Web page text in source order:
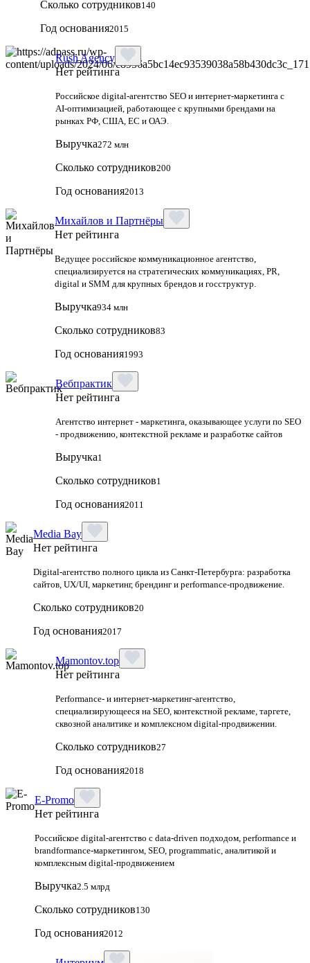
Сколько сотрудников140
Год основания2015
Rush Agency
Нет рейтинга
Российское digital‑агентство SEO и интернет‑маркетинга с
AI‑оптимизацией, работающее с крупными брендами на
рынках РФ, США, ЕС и ОАЭ.
Выручка272 млн
Сколько сотрудников200
Год основания2013
Михайлов и Партнёры
Нет рейтинга
Ведущее российское коммуникационное агентство,
специализируется на стратегических коммуникациях, PR,
digital и SMM для крупных брендов и госструктур.
Выручка934 млн
Сколько сотрудников83
Год основания1993
Вебпрактик
Нет рейтинга
Агентство интернет - маркетинга, оказывающее услуги по SEO
- продвижению, контекстной рекламе и разработке сайтов
Выручка1
Сколько сотрудников1
Год основания2011
Media Bay
Нет рейтинга
Digital‑агентство полного цикла из Санкт‑Петербурга: разработка
сайтов, UX/UI, маркетинг, брендинг и performance‑продвижение.
Сколько сотрудников20
Год основания2017
Mamontov.top
Нет рейтинга
Performance‑ и интернет‑маркетинг‑агентство,
специализирующееся на SEO, контекстной рекламе, таргете,
сквозной аналитике и комплексном digital‑продвижении.
Сколько сотрудников27
Год основания2018
E-Promo
Нет рейтинга
Российское digital-агентство с data-driven подходом, performance и
brandformance-маркетингом, SEO, programmatic, аналитикой и
комплексным digital-продвижением
Выручка2.5 млрд
Сколько сотрудников130
Год основания2012